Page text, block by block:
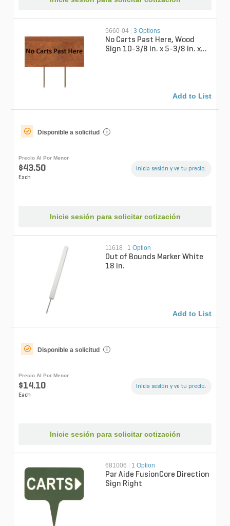
5660-04 | 3 Options
No Carts Past Here, Wood
Sign 10-3/8 in. x 5-3/8 in. x
Add to List
Disponible a solicitud i
Precio Al Por Menor
$43.50
Each
Inicia sesión y ve tu precio.
Inicie sesión para solicitar cotización
11618 1 Option
Out of Bounds Marker White
18 in.
Add to List
Disponible a solicitud i
Precio Al Por Menor
$14.10
Each
Inicia sesión y ve tu precio.
Inicie sesión para solicitar cotización
681006 1 Option
Par Aide FusionCore Direction
Sign Right